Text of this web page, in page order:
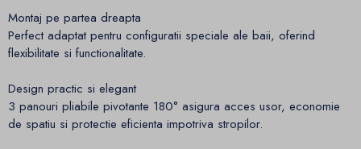
Montaj pe partea dreapta
Perfect adaptat pentru configuratii speciale ale baii, oferind
flexibilitate si functionalitate.
Design practic si elegant
3 panouri pliabile pivotante 180° asigura acces usor, economie
de spatiu si protectie eficienta impotriva stropilor.